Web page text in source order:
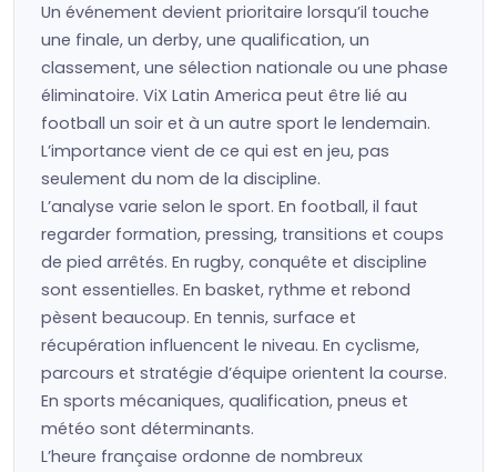
Un événement devient prioritaire lorsqu’il touche
une finale, un derby, une qualification, un
classement, une sélection nationale ou une phase
éliminatoire. ViX Latin America peut être lié au
football un soir et à un autre sport le lendemain.
L’importance vient de ce qui est en jeu, pas
seulement du nom de la discipline.
L’analyse varie selon le sport. En football, il faut
regarder formation, pressing, transitions et coups
de pied arrêtés. En rugby, conquête et discipline
sont essentielles. En basket, rythme et rebond
pèsent beaucoup. En tennis, surface et
récupération influencent le niveau. En cyclisme,
parcours et stratégie d’équipe orientent la course.
En sports mécaniques, qualification, pneus et
météo sont déterminants.
L’heure française ordonne de nombreux